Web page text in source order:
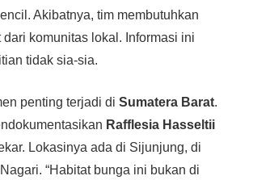
Akibatnya, tim membutuhkan
dari komunitas lokal. Informasi ini
tidak sia-sia.
penting terjadi di Sumatera Barat.
Rafflesia Hasseltii
Lokasinya ada di Sijunjung, di
“Habitat bunga ini bukan di